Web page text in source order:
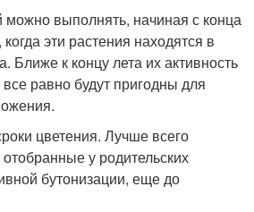
выполнять, начиная с конца
эти растения находятся в
Ближе к концу лета их активность
все равно будут пригодны для
цветения. Лучше всего
у родительских
бутонизации, еще до